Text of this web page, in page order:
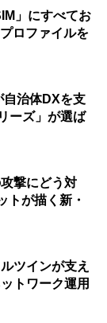
」にすべてお
ロファイルを
治体DXを支
ーズ」が選ば
撃にどう対
が描く新・
ツインが支え
トワーク運用